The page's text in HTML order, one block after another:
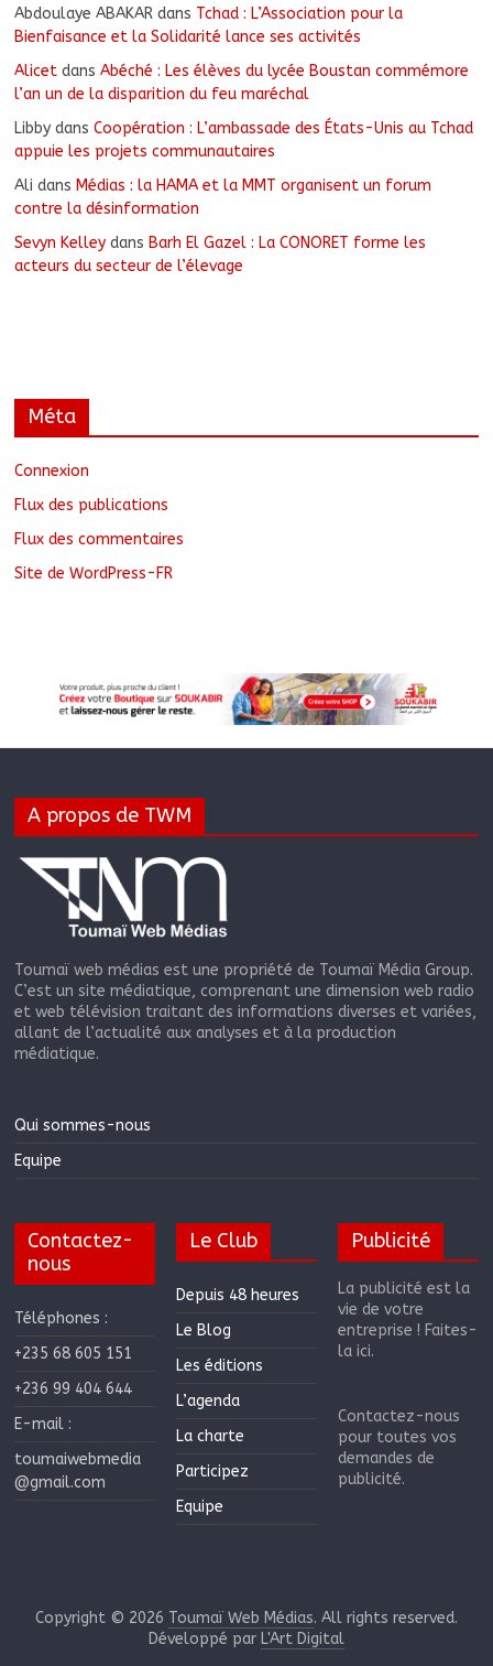
Abdoulaye ABAKAR dans Tchad : L’Association pour la
Bienfaisance et la Solidarité lance ses activités
Alicet dansAbéché : Les élèves du lycée Boustan commémore
l’an un de la disparition du feu maréchal
Libby dansCoopération : L’ambassade des États-Unis au Tchad
appuie les projets communautaires
Ali dans Médias : la HAMA et la MMT organisent un forum
contre la désinformation
Sevyn Kelley dans Barh El Gazel : La CONORET forme les
acteurs du secteur de l’élevage
Méta
Connexion
Flux des publications
Flux des commentaires
Site de WordPress-FR
A propos de TWM
Toumaï web médias est une propriété de Toumaï Média Group.
C’est un site médiatique, comprenant une dimension web radio
et web télévision traitant des informations diverses et variées,
allant de l’actualité aux analyses et à la production
médiatique.
Qui sommes-nous
Equipe
Contactez-
nous
Téléphones :
+235 68 605 151
+236 99 404 644
E-mail :
toumaiwebmedia
@gmail.com
Le Club
Depuis 48 heures
Le Blog
Les éditions
L’agenda
La charte
Participez
Equipe
Publicité
La publicité est la
vie de votre
entreprise ! Faites-
la ici.
Contactez-nous
pour toutes vos
demandes de
publicité.
Copyright © 2026 Toumaï Web Médias. All rights reserved.
Développé par L'Art Digital